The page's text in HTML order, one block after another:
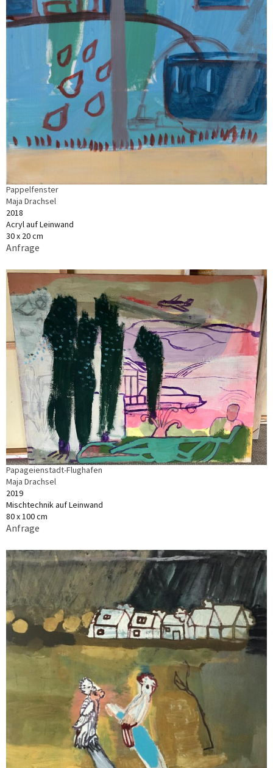
Pappelfenster
Maja Drachsel
2018
Acryl auf Leinwand
30 x 20 cm
Anfrage
Papageienstadt-Flughafen
Maja Drachsel
2019
Mischtechnik auf Leinwand
80 x 100 cm
Anfrage